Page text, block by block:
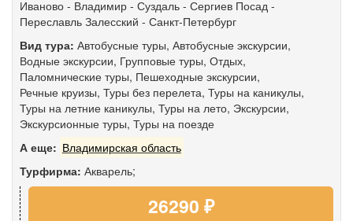
Иваново - Владимир - Суздаль - Сергиев Посад -
Переславль Залесский - Санкт-Петербург
Вид тура: Автобусные туры, Автобусные экскурсии,
Водные экскурсии, Групповые туры, Отдых,
Паломнические туры, Пешеходные экскурсии,
Речные круизы, Туры без перелета, Туры на каникулы,
Туры на летние каникулы, Туры на лето, Экскурсии,
Экскурсионные туры, Туры на поезде
А еще: Владимирская область
Турфирма: Акварель;
26290 ₽